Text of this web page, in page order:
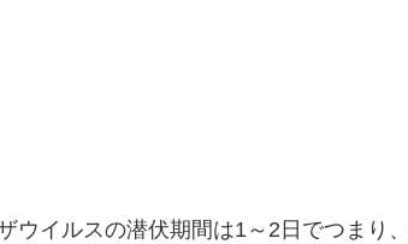
ウイルスの潜伏期間は1～2日でつまり